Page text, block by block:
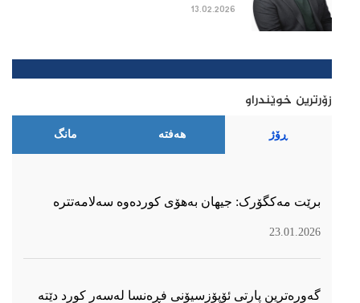
13.02.2026
زۆرترین خوێندراو
ڕۆژ هەفتە مانگ
برێت مەکگۆرک: جیهان بەهۆی کوردەوە سەلامەتترە
23.01.2026
گەورەترین پارتی ئۆپۆزسیۆنی فڕەنسا لەسەر كورد دێتە